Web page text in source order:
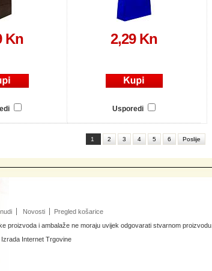
Kn 2,29 Kn
Usporedi
1 2 3 4 5 6 Poslije
Novosti
Pregled košarice
proizvoda i ambalaže ne moraju uvijek odgovarati stvarnom proizvodu.
Izrada Internet Trgovine